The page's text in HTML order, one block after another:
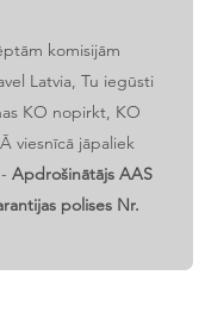
komisijām
Latvia, Tu iegūsti
KO nopirkt, KO
viesnīcā jāpaliek
- Apdrošinātājs AAS
polises Nr.